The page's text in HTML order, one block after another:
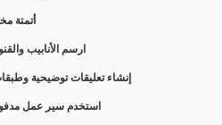
أتمتة
ارسم الأنابيب
إنشاء تعليقات توضيحية
استخدم سير عمل